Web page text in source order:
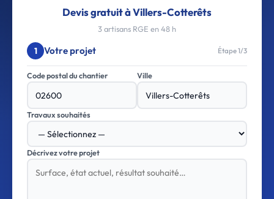
Devis gratuit à Villers-Cotterêts
3 artisans RGE en 48 h
1 Votre projet Étape 1/3
Code postal du chantier Ville
Travaux souhaités
Décrivez votre projet